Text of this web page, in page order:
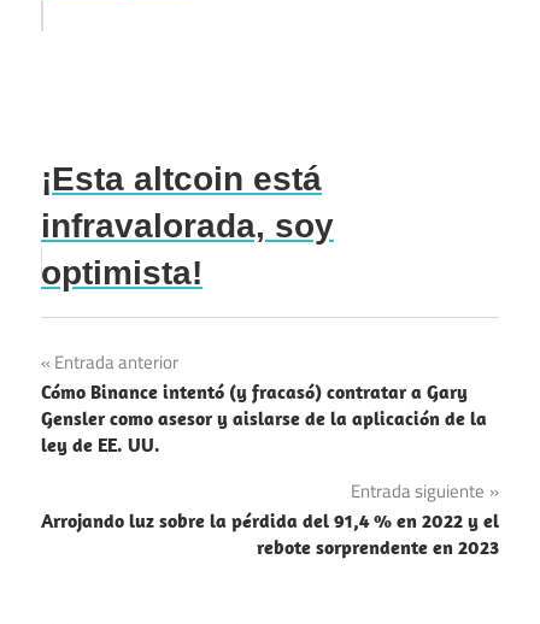
¡Esta altcoin está
infravalorada, soy
optimista!
Navegación
de
entradas
Entrada anterior
Cómo Binance intentó (y fracasó) contratar a Gary
Gensler como asesor y aislarse de la aplicación de la
ley de EE. UU.
Entrada siguiente
Arrojando luz sobre la pérdida del 91,4 % en 2022 y el
rebote sorprendente en 2023